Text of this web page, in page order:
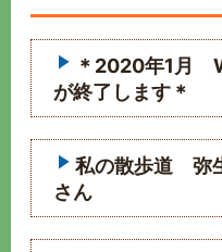
＊2020年1月
が終了します＊
私の散歩道 弥
さん